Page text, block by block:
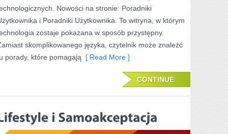
Nowości na stronie: Poradniki
i Poradniki Użytkownika. To witryna, w którym
zostaje pokazana w sposób przystępny.
skomplikowanego języka, czytelnik może znaleźć
porady, które pomagają [ Read More ]
CONTINUE